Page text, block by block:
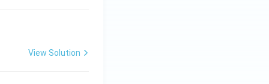
View Solution